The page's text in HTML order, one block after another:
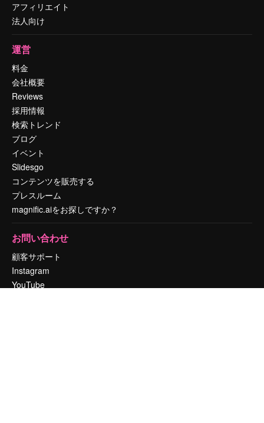
アフィリエイト
法人向け
運営
料金
会社概要
Reviews
採用情報
検索トレンド
ブログ
イベント
Slidesgo
コンテンツを販売する
プレスルーム
magnific.aiをお探しですか？
お問い合わせ
顧客サポート
Instagram
YouTube